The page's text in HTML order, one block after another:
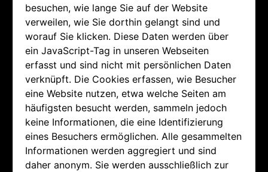
besuchen, wie lange Sie auf der Website
verweilen, wie Sie dorthin gelangt sind und
worauf Sie klicken. Diese Daten werden über
ein JavaScript-Tag in unseren Webseiten
erfasst und sind nicht mit persönlichen Daten
verknüpft. Die Cookies erfassen, wie Besucher
eine Website nutzen, etwa welche Seiten am
häufigsten besucht werden, sammeln jedoch
keine Informationen, die eine Identifizierung
eines Besuchers ermöglichen. Alle gesammelten
Informationen werden aggregiert und sind
daher anonym. Sie werden ausschließlich zur